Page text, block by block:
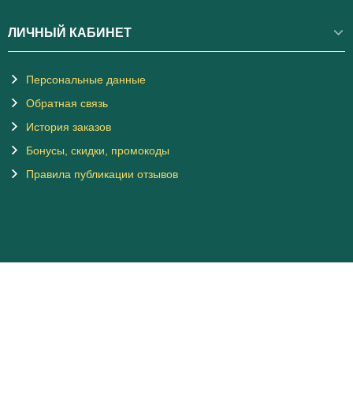
ЛИЧНЫЙ КАБИНЕТ
Персональные данные
Обратная связь
История заказов
Бонусы, скидки, промокоды
Правила публикации отзывов